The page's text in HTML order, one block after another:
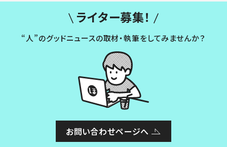
ライター募集！
“人”のグッドニュースの取材・執筆をしてみませんか？
お問い合わせページへ